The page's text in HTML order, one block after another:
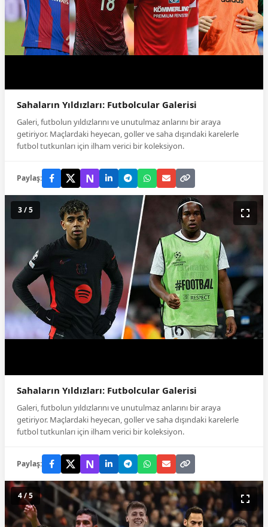
Sahaların Yıldızları: Futbolcular Galerisi
Galeri, futbolun yıldızlarını ve unutulmaz anlarını bir araya
getiriyor. Maçlardaki heyecan, goller ve saha dışındaki karelerle
futbol tutkunları için ilham verici bir koleksiyon.
Paylaş: N
3 / 5
Sahaların Yıldızları: Futbolcular Galerisi
Galeri, futbolun yıldızlarını ve unutulmaz anlarını bir araya
getiriyor. Maçlardaki heyecan, goller ve saha dışındaki karelerle
futbol tutkunları için ilham verici bir koleksiyon.
Paylaş: N
4 / 5